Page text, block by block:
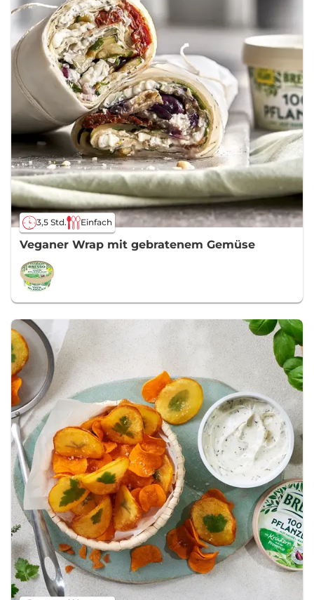
3,5 Std. Einfach
Veganer Wrap mit gebratenem Gemüse